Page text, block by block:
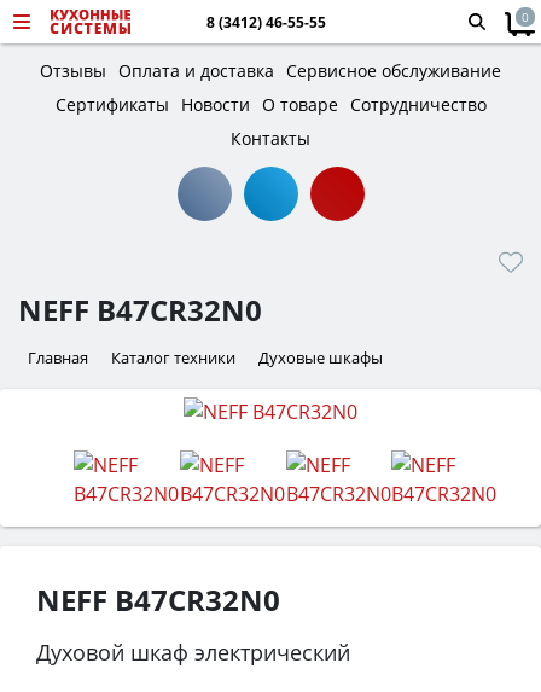
8 (3412) 46-55-55 0
Отзывы Оплата и доставка Сервисное обслуживание
Сертификаты
Новости О товаре Сотрудничество
Контакты
NEFF B47CR32N0
Главная Каталог техники Духовые шкафы
NEFF B47CR32N0
Духовой шкаф электрический